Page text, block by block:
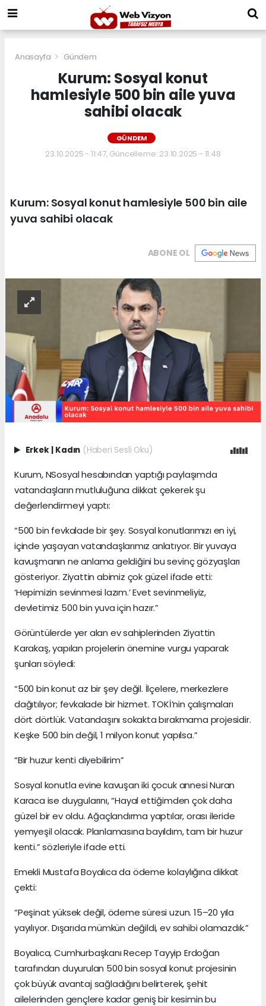
Anasayfa Gündem
Kurum: Sosyal konut
hamlesiyle 500 bin aile yuva
sahibi olacak
GÜNDEM
23.10.2025 - 11:47, Güncelleme: 23.10.2025 - 11:48
Kurum: Sosyal konut hamlesiyle 500 bin aile
yuva sahibi olacak
ABONE OL
Erkek | Kadın (Haberi Sesli Oku)
Kurum, NSosyal hesabından yaptığı paylaşımda
vatandaşların mutluluğuna dikkat çekerek şu
değerlendirmeyi yaptı:
“500 bin fevkalade bir şey. Sosyal konutlarımızı en iyi,
içinde yaşayan vatandaşlarımız anlatıyor. Bir yuvaya
kavuşmanın ne anlama geldiğini bu sevinç gözyaşları
gösteriyor. Ziyattin abimiz çok güzel ifade etti:
‘Hepimizin sevinmesi lazım.’ Evet sevinmeliyiz,
devletimiz 500 bin yuva için hazır.”
Görüntülerde yer alan ev sahiplerinden Ziyattin
Karakaş, yapılan projelerin önemine vurgu yaparak
şunları söyledi:
“500 bin konut az bir şey değil. İlçelere, merkezlere
dağıtılıyor; fevkalade bir hizmet. TOKİ’nin çalışmaları
dört dörtlük. Vatandaşını sokakta bırakmama projesidir.
Keşke 500 bin değil, 1 milyon konut yapılsa.”
“Bir huzur kenti diyebilirim”
Sosyal konutla evine kavuşan iki çocuk annesi Nuran
Karaca ise duygularını, “Hayal ettiğimden çok daha
güzel bir ev oldu. Ağaçlandırma yaptılar, orası ileride
yemyeşil olacak. Planlamasına bayıldım, tam bir huzur
kenti.” sözleriyle ifade etti.
Emekli Mustafa Boyalıca da ödeme kolaylığına dikkat
çekti:
“Peşinat yüksek değil, ödeme süresi uzun. 15–20 yıla
yayılıyor. Dışarıda mümkün değildi, ev sahibi olamazdık.”
Boyalıca, Cumhurbaşkanı Recep Tayyip Erdoğan
tarafından duyurulan 500 bin sosyal konut projesinin
çok büyük avantaj sağladığını belirterek, şehit
ailelerinden gençlere kadar geniş bir kesimin bu